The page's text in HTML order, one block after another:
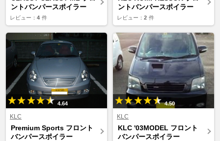
ントバンパースポイラー
レビュー： 4 件
ントバンパースポイラー
レビュー： 2 件
4.64
KLC
Premium Sports フロント
バンパースポイラー
4.50
KLC
KLC '03MODEL フロント
バンパースポイラー